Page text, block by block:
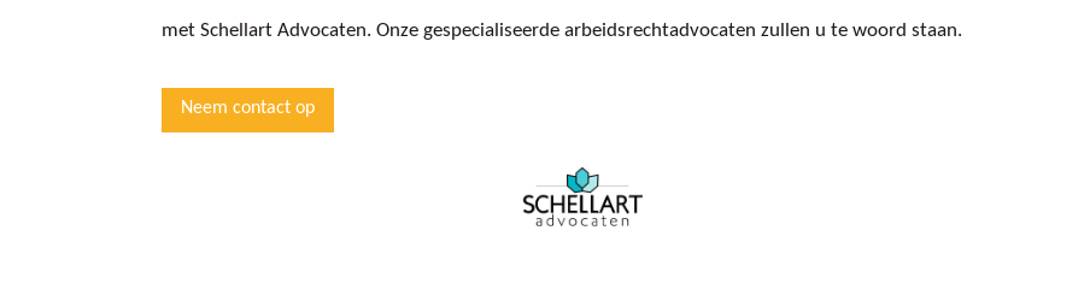
met Schellart Advocaten. Onze gespecialiseerde arbeidsrechtadvocaten zullen u te woord staan.
Neem contact op